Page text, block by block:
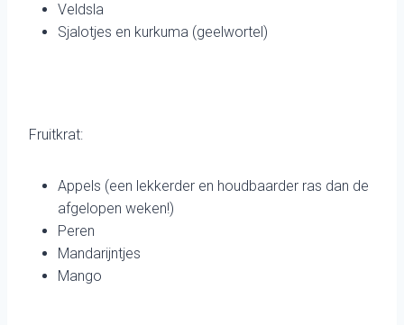
Veldsla
Sjalotjes en kurkuma (geelwortel)
Fruitkrat:
Appels (een lekkerder en houdbaarder ras dan de
afgelopen weken!)
Peren
Mandarijntjes
Mango